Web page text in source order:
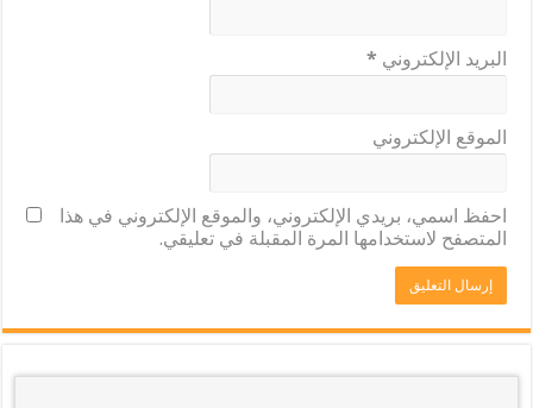
البريد الإلكتروني *
الموقع الإلكتروني
احفظ اسمي، بريدي الإلكتروني، والموقع الإلكتروني في هذا
المتصفح لاستخدامها المرة المقبلة في تعليقي.